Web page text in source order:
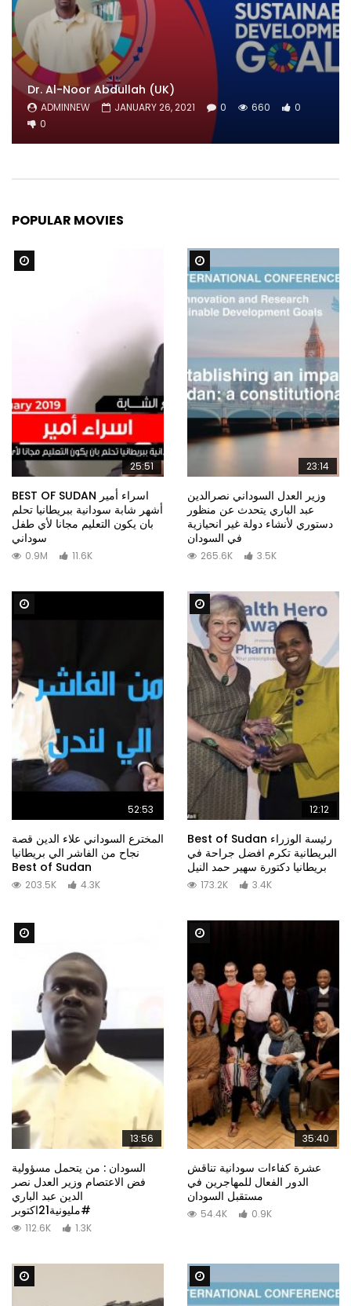
Dr. Al-Noor Abdullah (UK)
ADMINNEW JANUARY 26, 2021 0 660
0
0
POPULAR MOVIES
25:51
BEST OF SUDAN اسراء أمير
أشهر شابة سودانية ببريطانيا تحلم
بان يكون التعليم مجانا لأي طفل
سوداني
0.9M 11.6K
23:14
وزير العدل السوداني نصرالدين
عبد الباري يتحدث عن منظور
دستوري لأنشاء دولة غير انحيازية
في السودان
265.6K 3.5K
52:53
المخترع السوداني علاء الدين قصة
نجاح من الفاشر الي بريطانيا
Best of Sudan
203.5K 4.3K
Watch Later
12:12
Best of Sudan رئيسة الوزراء
البريطانية تكرم افضل جراحة في
بريطانيا دكتورة سهير حمد النيل
173.2K 3.4K
13:56
السودان : من يتحمل مسؤولية
فض الاعتصام وزير العدل نصر
الدين عبد الباري
#مليونية21اكتوبر
112.6K 1.3K
35:40
عشرة كفاءات سودانية تناقش
الدور الفعال للمهاجرين في
مستقبل السودان
54.4K 0.9K